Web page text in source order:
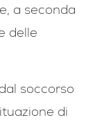
a seconda
delle
soccorso
di